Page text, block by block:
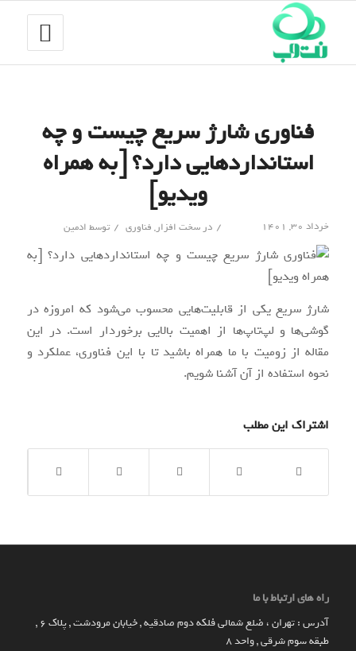
فناوری شارژ سریع چیست و چه
استانداردهایی دارد؟ [به همراه
ویدیو]
خرداد ۳۰, ۱۴۰۱ / درسخت افزار, فناوری / توسط ادمین
شارژ سریع یکی از قابلیت‌هایی محسوب می‌شود که امروزه در
گوشی‌ها و لپ‌تاپ‌ها از اهمیت بالایی برخوردار است. در این
مقاله از زومیت با ما همراه باشید تا با این فناوری، عملکرد و
نحوه استفاده از آن آشنا شویم.
اشتراک این مطلب
راه های ارتباط با ما
آدرس : تهران ، ضلع شمالی فلکه دوم صادقیه , خیابان مرودشت , پلاک ۶ ,
طبقه سوم شرقی , واحد ۸